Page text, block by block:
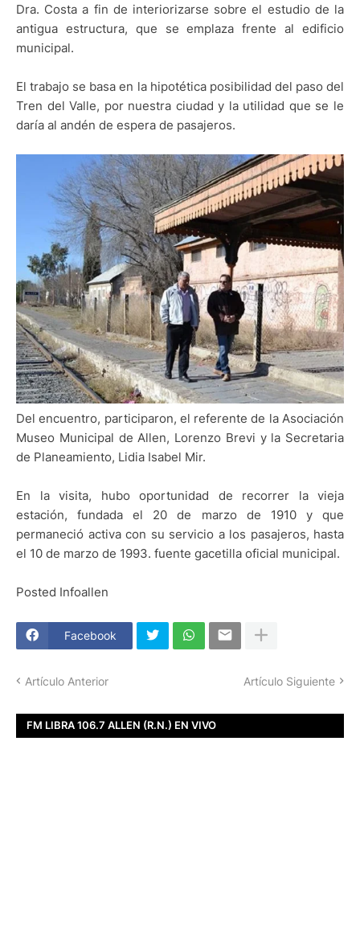
Dra. Costa a fin de interiorizarse sobre el estudio de la
antigua estructura, que se emplaza frente al edificio
municipal.
El trabajo se basa en la hipotética posibilidad del paso del
Tren del Valle, por nuestra ciudad y la utilidad que se le
daría al andén de espera de pasajeros.
Del encuentro, participaron, el referente de la Asociación
Museo Municipal de Allen, Lorenzo Brevi y la Secretaria
de Planeamiento, Lidia Isabel Mir.
En la visita, hubo oportunidad de recorrer la vieja
estación, fundada el 20 de marzo de 1910 y que
permaneció activa con su servicio a los pasajeros, hasta
el 10 de marzo de 1993. fuente gacetilla oficial municipal.
Posted Infoallen
Facebook
Artículo Anterior Artículo Siguiente
FM LIBRA 106.7 ALLEN (R.N.) EN VIVO